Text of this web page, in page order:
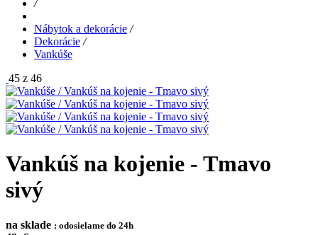
/
Nábytok a dekorácie /
Dekorácie /
Vankúše
45 z 46
Vankúš na kojenie - Tmavo
sivý
na sklade : odosielame do 24h